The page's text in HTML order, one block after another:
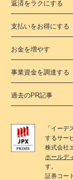
返済をラクにする
支払いをお得にする
お金を増やす
事業資金を調達する
過去のPR記事
「 イーデ
するサー
株式会社
ホールデ
す。
証券コー